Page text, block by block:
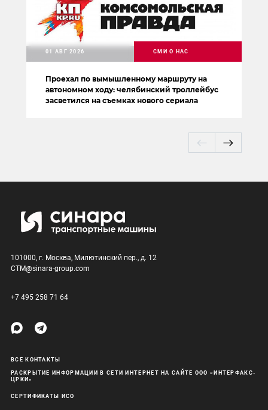
Проехал по вымышленному маршруту на
автономном ходу: челябинский троллейбус
засветился на съемках нового сериала
01 АВГ 2026 СМИ О НАС
101000, г. Москва, Милютинский пер., д. 12
CTM@sinara-group.com
+7 495 258 71 64
ВСЕ КОНТАКТЫ
РАСКРЫТИЕ ИНФОРМАЦИИ В СЕТИ ИНТЕРНЕТ НА САЙТЕ ООО «ИНТЕРФАКС-
ЦРКИ»
СЕРТИФИКАТЫ ИСО